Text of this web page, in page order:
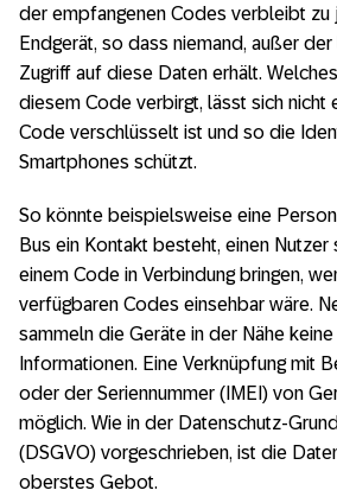
der empfangenen Codes verbleibt
Endgerät, so dass niemand, außer
Zugriff auf diese Daten erhält.
diesem Code verbirgt, lässt sich nicht
Code verschlüsselt ist und so die
Smartphones schützt.
So könnte beispielsweise eine
Bus ein Kontakt besteht, einen
einem Code in Verbindung bringen,
verfügbaren Codes einsehbar wäre.
sammeln die Geräte in der Nähe
Informationen. Eine Verknüpfung mit
oder der Seriennummer (IMEI) von
möglich. Wie in der Datenschutz-
(DSGVO) vorgeschrieben, ist die
oberstes Gebot.